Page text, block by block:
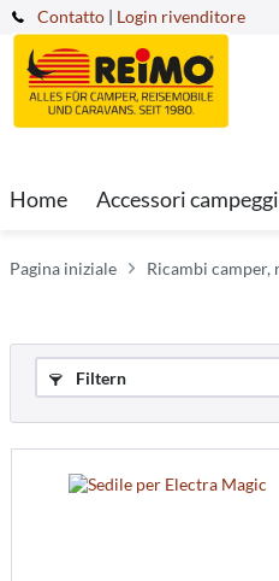
Contatto | Login rivenditore
Home Accessori
Pagina iniziale Ricambi
Filtern